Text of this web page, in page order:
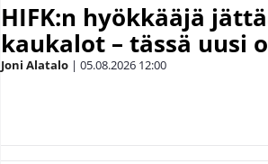
HIFK:n hyökkääjä
kaukalot – tässä uusi
Joni Alatalo | 05.08.2026 12:00